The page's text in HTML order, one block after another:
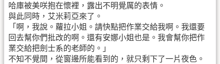
哈庫被美咲抱在懷裡，露出不明覺厲的表情。
與此同時，艾米莉亞來了。
「啊，我說。蘿拉小姐。請快點把作業交給我啊。我還要
回去幫你們批改的啊。還有安娜小姐也是。我會幫你把作
業交給把劍士系的老師的。」
不知不覺間，從窗邊所能看到的，就只剩下了一片夜色。